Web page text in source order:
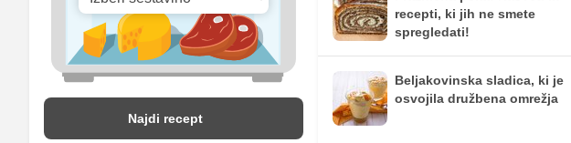
Najdi recept
recepti, ki jih ne smete
spregledati!
Beljakovinska sladica, ki je
osvojila družbena omrežja